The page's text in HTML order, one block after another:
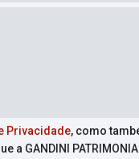
Privacidade, como
a GANDINI